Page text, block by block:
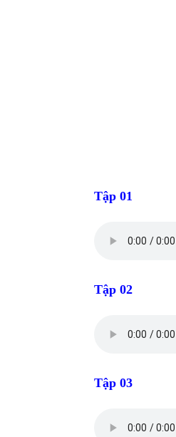
Tập 01
Tập 02
Tập 03